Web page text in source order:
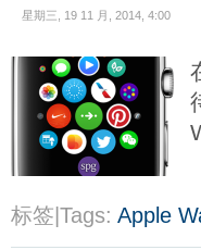
星期三, 19 11 月, 2014, 4:00
标签|Tags: Apple